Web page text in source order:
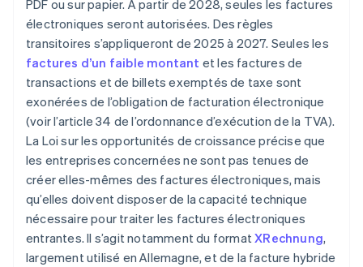
PDF ou sur papier. À partir de 2028, seules les factures
électroniques seront autorisées. Des règles
transitoires s’appliqueront de 2025 à 2027. Seules les
factures d’un faible montant et les factures de
transactions et de billets exemptés de taxe sont
exonérées de l’obligation de facturation électronique
(voir l’article 34 de l’ordonnance d’exécution de la TVA).
La Loi sur les opportunités de croissance précise que
les entreprises concernées ne sont pas tenues de
créer elles-mêmes des factures électroniques, mais
qu’elles doivent disposer de la capacité technique
nécessaire pour traiter les factures électroniques
entrantes. Il s’agit notamment du formatXRechnung,
largement utilisé en Allemagne, et de la facture hybride